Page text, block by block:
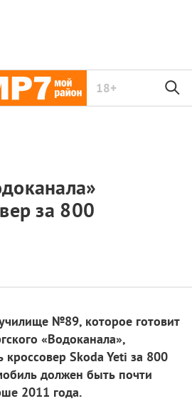
18+
за 800
№89, которое готовит
«Водоканала»,
кроссовер Skoda Yeti за 800
должен быть почти
2011 года.